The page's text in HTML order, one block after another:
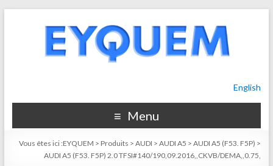
English
Menu
Vous êtes ici :EYQUEM > Produits >AUDI >AUDI A5 >AUDI A5 (F53. F5P) >
AUDI A5 (F53. F5P) 2.0 TFSI#140/190,09.2016,,CKVB/DEMA,,0.75,